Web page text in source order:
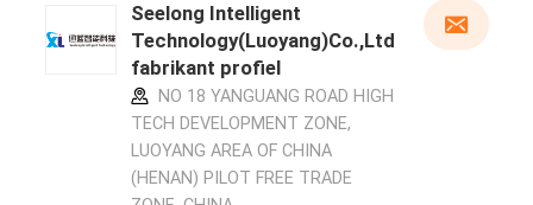
Seelong Intelligent
Technology(Luoyang)Co.,Ltd
fabrikant profiel
NO 18 YANGUANG ROAD HIGH
TECH DEVELOPMENT ZONE,
LUOYANG AREA OF CHINA
(HENAN) PILOT FREE TRADE